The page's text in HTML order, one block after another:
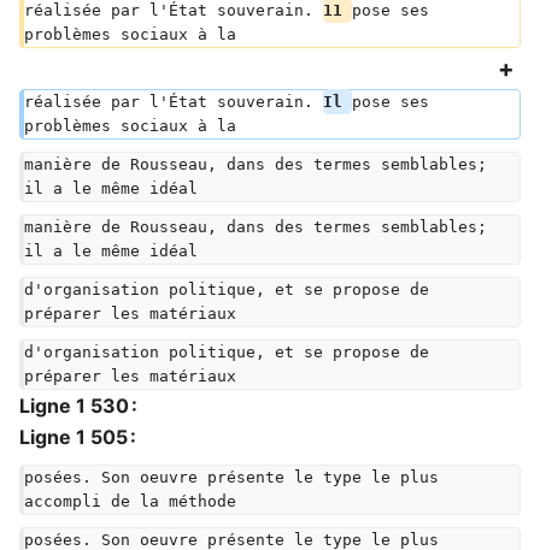
réalisée par l'État souverain. 11 pose ses
problèmes sociaux à la
réalisée par l'État souverain. Il pose ses
problèmes sociaux à la
manière de Rousseau, dans des termes semblables;
il a le même idéal
manière de Rousseau, dans des termes semblables;
il a le même idéal
d'organisation politique, et se propose de
préparer les matériaux
d'organisation politique, et se propose de
préparer les matériaux
Ligne 1 530 :
Ligne 1 505 :
posées. Son oeuvre présente le type le plus
accompli de la méthode
posées. Son oeuvre présente le type le plus